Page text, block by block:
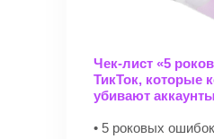
Чек-лист «5
ТикТок, которые
убивают
• 5 роковых